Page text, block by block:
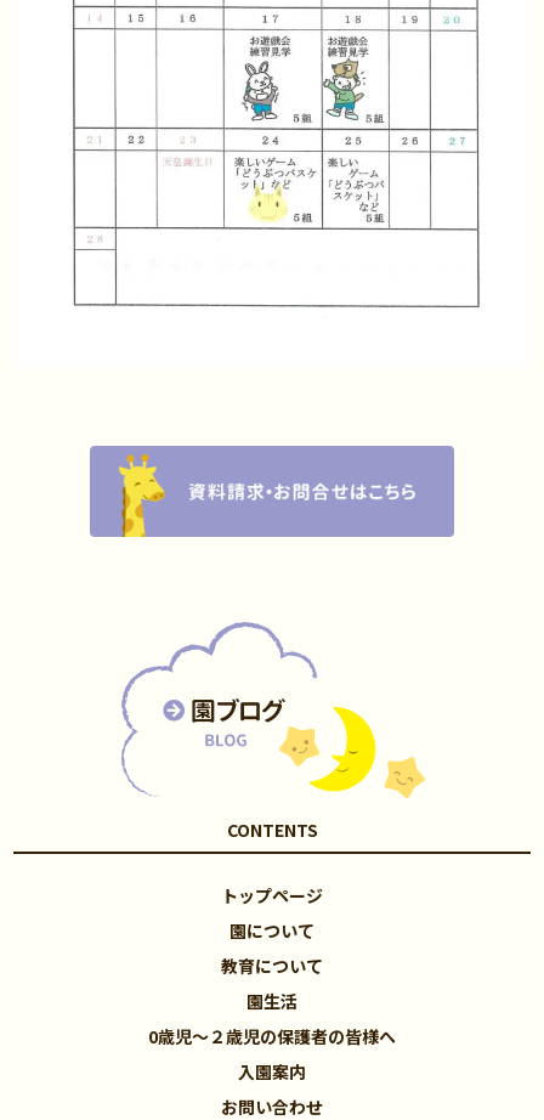
CONTENTS
トップページ
園について
教育について
園生活
0歳児～２歳児の保護者の皆様へ
入園案内
お問い合わせ